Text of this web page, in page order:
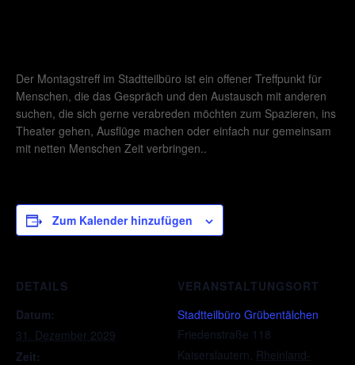
Der Montagstreff im Stadtteilbüro ist ein offener Treffpunkt für
Menschen, die das Gespräch und den Austausch mit anderen
suchen, die sich gerne verabreden möchten zum Spazieren, ins
Theater gehen, Ausflüge machen oder einfach nur gemeinsam
mit netten Menschen Zeit verbringen..
Zum Kalender hinzufügen
DETAILS
Datum:
31. Dezember 2029
Zeit:
VERANSTALTUNGSORT
Stadtteilbüro Grübentälchen
Friedenstraße 118
Kaiserslautern, Rheinland-